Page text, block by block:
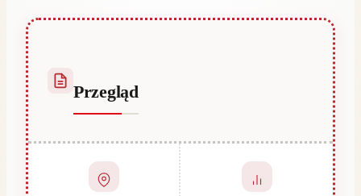
Przegląd